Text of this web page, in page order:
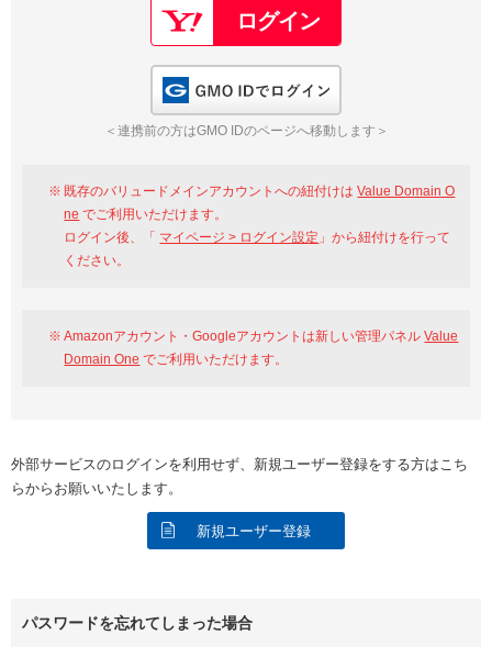
Google
GMO ID Amazon
※AmazonはValue Domain Oneのログイン画面へ遷移します
以下でも登録可能
Google Yahoo!
GMO ID
＜連携前の方はGMO IDのページへ移動します＞
既存のバリュードメインアカウントへの紐付けはValue Domain O
ne でご利用いただけます。
ログイン後、「 マイページ > ログイン設定 」から紐付けを行って
ください。
Amazonアカウント・Googleアカウントは新しい管理パネルValue
Domain One でご利用いただけます。
外部サービスのログインを利用せず、新規ユーザー登録をする方はこち
らからお願いいたします。
新規ユーザー登録
パスワードを忘れてしまった場合